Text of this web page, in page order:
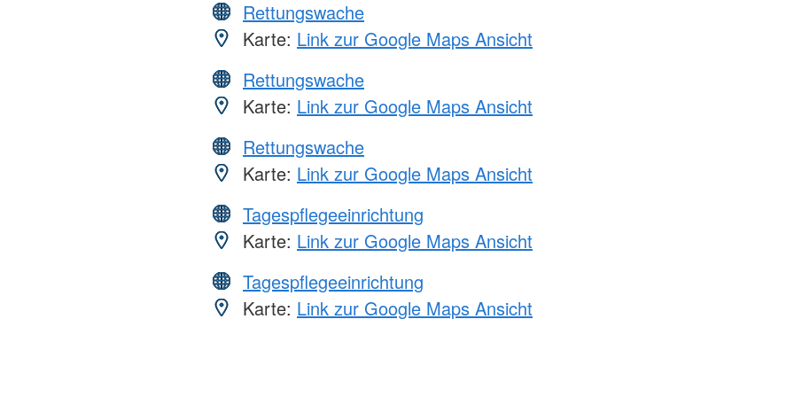
Rettungswache
Karte: Link zur Google Maps Ansicht
Rettungswache
Karte: Link zur Google Maps Ansicht
Rettungswache
Karte: Link zur Google Maps Ansicht
Tagespflegeeinrichtung
Karte: Link zur Google Maps Ansicht
Tagespflegeeinrichtung
Karte: Link zur Google Maps Ansicht